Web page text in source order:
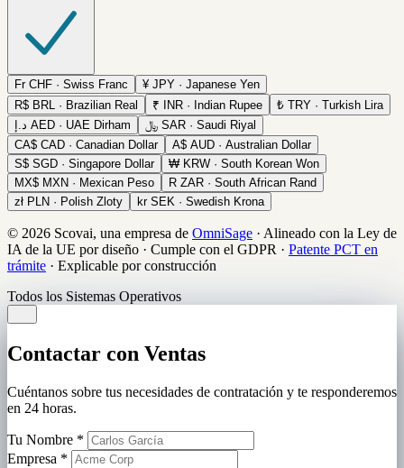
Fr CHF · Swiss Franc ¥ JPY · Japanese Yen
R$ BRL · Brazilian Real ₹ INR · Indian Rupee ₺ TRY · Turkish Lira
د.إ AED · UAE Dirham ﷼ SAR · Saudi Riyal
CA$ CAD · Canadian Dollar A$ AUD · Australian Dollar
S$ SGD · Singapore Dollar ₩ KRW · South Korean Won
MX$ MXN · Mexican Peso R ZAR · South African Rand
zł PLN · Polish Zloty kr SEK · Swedish Krona
© 2026 Scovai, una empresa de OmniSage · Alineado con la Ley de
IA de la UE por diseño · Cumple con el GDPR · Patente PCT en
trámite · Explicable por construcción
Todos los Sistemas Operativos
Contactar con Ventas
Cuéntanos sobre tus necesidades de contratación y te responderemos
en 24 horas.
Tu Nombre *
Empresa *